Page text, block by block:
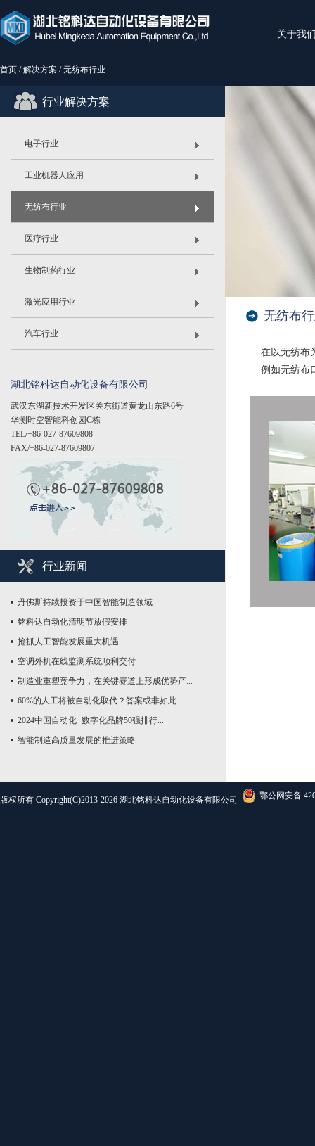
关于我
首页 /解决方案 / 无纺布行业
行业解决方案
电子行业
工业机器人应用
无纺布行业
医疗行业
生物制药行业
激光应用行业
汽车行业
湖北铭科达自动化设备有限公司
武汉东湖新技术开发区关东街道黄龙山东路6号
华测时空智能科创园C栋
TEL/+86-027-87609808
FAX/+86-027-87609807
行业新闻
丹佛斯持续投资于中国智能制造领域
铭科达自动化清明节放假安排
抢抓人工智能发展重大机遇
空调外机在线监测系统顺利交付
制造业重塑竞争力，在关键赛道上形成优势产...
60%的人工将被自动化取代？答案或非如此...
2024中国自动化+数字化品牌50强排行...
智能制造高质量发展的推进策略
无纺布
在以无纺布
例如无纺布
版权所有 Copyright(C)2013-2026 湖北铭科达自动化设备有限公司 鄂公网安备